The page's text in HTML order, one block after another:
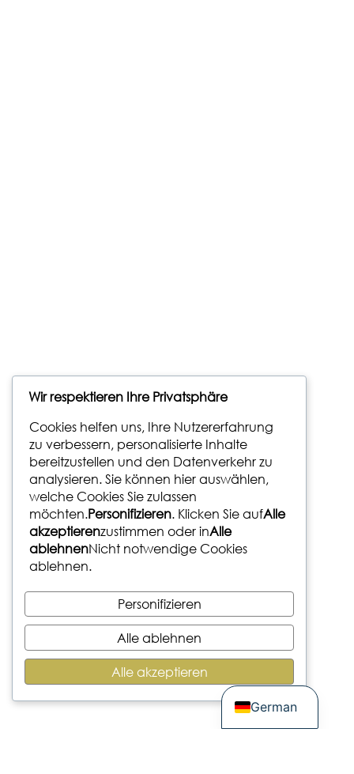
Wir respektieren Ihre Privatsphäre
Cookies helfen uns, Ihre Nutzererfahrung
zu verbessern, personalisierte Inhalte
bereitzustellen und den Datenverkehr zu
analysieren. Sie können hier auswählen,
welche Cookies Sie zulassen
möchten.Personifizieren. Klicken Sie aufAlle
akzeptierenzustimmen oder inAlle
ablehnenNicht notwendige Cookies
ablehnen.
Personifizieren
Alle ablehnen
Alle akzeptieren
German
Spanish